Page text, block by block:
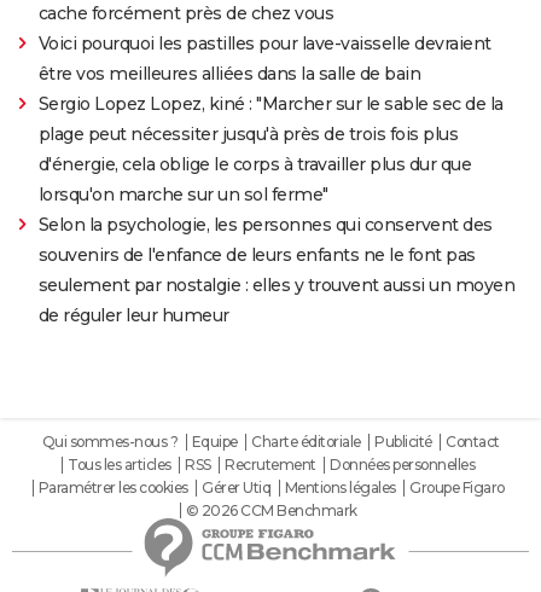
cache forcément près de chez vous
Voici pourquoi les pastilles pour lave-vaisselle devraient
être vos meilleures alliées dans la salle de bain
Sergio Lopez Lopez, kiné : "Marcher sur le sable sec de la
plage peut nécessiter jusqu'à près de trois fois plus
d'énergie, cela oblige le corps à travailler plus dur que
lorsqu'on marche sur un sol ferme"
Selon la psychologie, les personnes qui conservent des
souvenirs de l'enfance de leurs enfants ne le font pas
seulement par nostalgie : elles y trouvent aussi un moyen
de réguler leur humeur
Qui sommes-nous ? Equipe Charte éditoriale Publicité
Contact
Tous les articles
RSS Recrutement
Données personnelles
Paramétrer les cookies
Gérer Utiq Mentions légales
Groupe Figaro
© 2026 CCM Benchmark